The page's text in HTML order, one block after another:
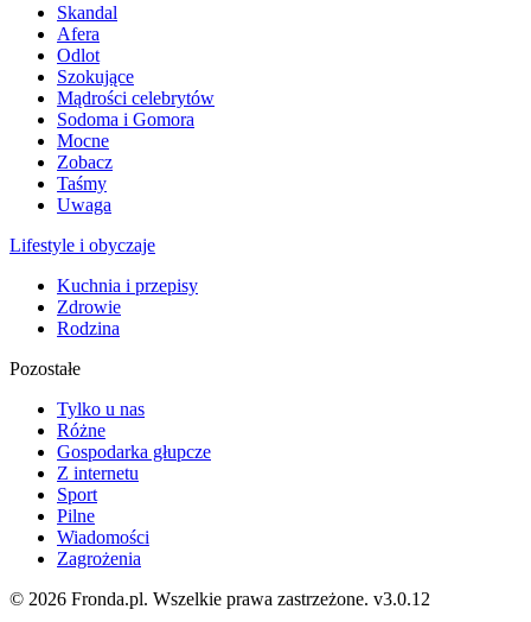
Skandal
Afera
Odlot
Szokujące
Mądrości celebrytów
Sodoma i Gomora
Mocne
Zobacz
Taśmy
Uwaga
Lifestyle i obyczaje
Kuchnia i przepisy
Zdrowie
Rodzina
Pozostałe
Tylko u nas
Różne
Gospodarka głupcze
Z internetu
Sport
Pilne
Wiadomości
Zagrożenia
© 2026 Fronda.pl. Wszelkie prawa zastrzeżone. v3.0.12